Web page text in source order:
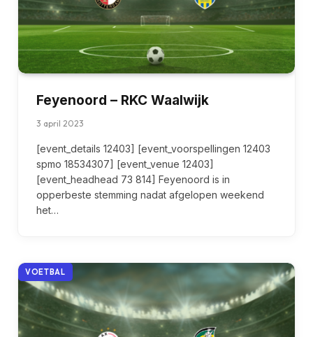
Feyenoord – RKC Waalwijk
3 april 2023
[event_details 12403] [event_voorspellingen 12403
spmo 18534307] [event_venue 12403]
[event_headhead 73 814] Feyenoord is in
opperbeste stemming nadat afgelopen weekend
het…
VOETBAL